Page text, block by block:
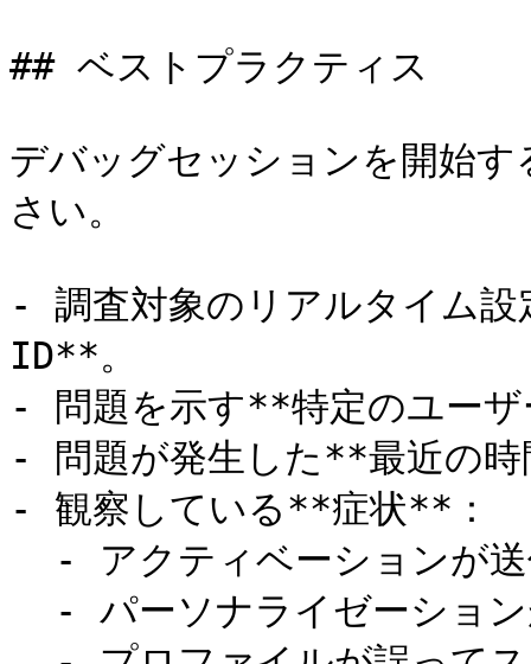
## ベストプラクティス
デバッグセッションを開始
さい。
- 調査対象のリアルタイム
ID**。
- 問題を示す**特定のユー
- 問題が発生した**最近の
- 観察している**症状**：